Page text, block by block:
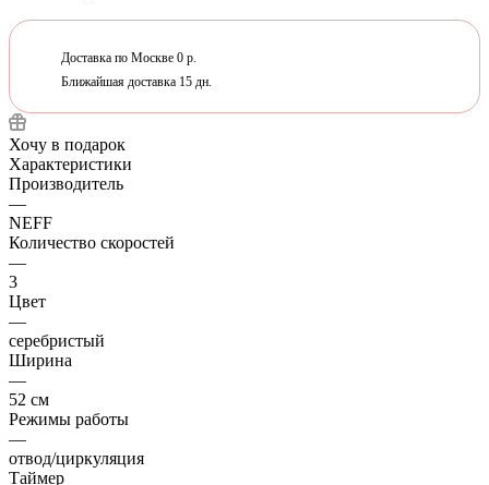
Доставка по Москве 0 р.
Ближайшая доставка 15 дн.
Хочу в подарок
Характеристики
Производитель
—
NEFF
Количество скоростей
—
3
Цвет
—
серебристый
Ширина
—
52 см
Режимы работы
—
отвод/циркуляция
Таймер